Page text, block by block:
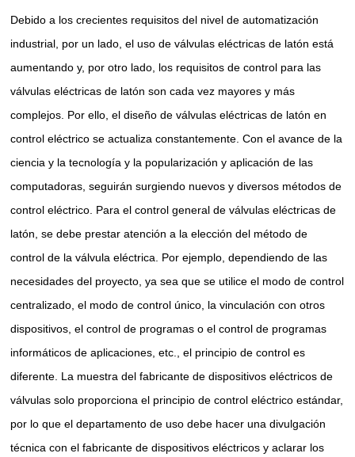
Debido a los crecientes requisitos del nivel de automatización
industrial, por un lado, el uso de válvulas eléctricas de latón está
aumentando y, por otro lado, los requisitos de control para las
válvulas eléctricas de latón son cada vez mayores y más
complejos. Por ello, el diseño de válvulas eléctricas de latón en
control eléctrico se actualiza constantemente. Con el avance de la
ciencia y la tecnología y la popularización y aplicación de las
computadoras, seguirán surgiendo nuevos y diversos métodos de
control eléctrico. Para el control general de válvulas eléctricas de
latón, se debe prestar atención a la elección del método de
control de la válvula eléctrica. Por ejemplo, dependiendo de las
necesidades del proyecto, ya sea que se utilice el modo de control
centralizado, el modo de control único, la vinculación con otros
dispositivos, el control de programas o el control de programas
informáticos de aplicaciones, etc., el principio de control es
diferente. La muestra del fabricante de dispositivos eléctricos de
válvulas solo proporciona el principio de control eléctrico estándar,
por lo que el departamento de uso debe hacer una divulgación
técnica con el fabricante de dispositivos eléctricos y aclarar los